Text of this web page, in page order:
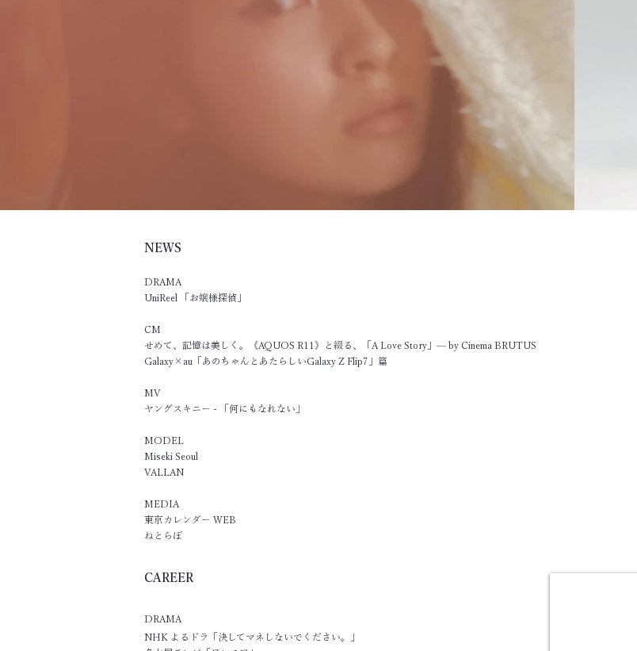
NEWS​
DRAMA
UniReel 「お嬢様探偵」​
CM
せめて、記憶は美しく。《AQUOS R11》と綴る、「A Love Story」 — by Cinema BRUTUS
Galaxy×au「あのちゃんとあたらしいGalaxy Z Flip7」篇
MV
ヤングスキニー - 「何にもなれない」
MODEL
Miseki Seoul
VALLAN
MEDIA
​東京カレンダー WEB
ねとらぼ
CAREER
DRAMA
NHK よるドラ「決してマネしないでください。」